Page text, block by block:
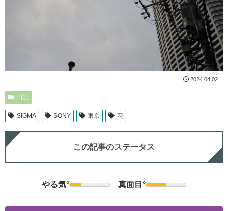
2024.04.02
日記
SIGMA SONY 東京 花
この記事のステータス
やる気° 真面目°